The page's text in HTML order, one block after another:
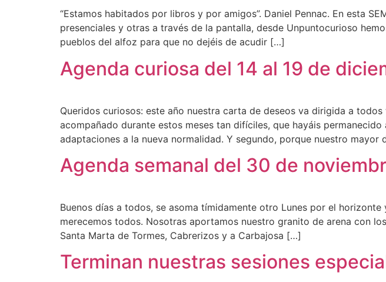
“Estamos habitados por libros y por amigos”. Daniel Pennac. En esta
presenciales y otras a través de la pantalla, desde Unpuntocurioso
pueblos del alfoz para que no dejéis de acudir […]
Agenda curiosa del 14 al 19 de
Queridos curiosos: este año nuestra carta de deseos va dirigida a
acompañado durante estos meses tan difíciles, que hayáis
adaptaciones a la nueva normalidad. Y segundo, porque nuestro mayor
Agenda semanal del 30 de
Buenos días a todos, se asoma tímidamente otro Lunes por el
merecemos todos. Nosotras aportamos nuestro granito de arena con
Santa Marta de Tormes, Cabrerizos y a Carbajosa […]
Terminan nuestras sesiones